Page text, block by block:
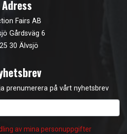
Adress
Fairs AB
Gårdsväg 6
30 Älvsjö
prenumerera på vårt nyhetsbrev
av mina personuppgifter